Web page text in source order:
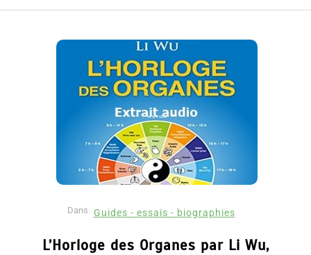
Dans Guides - essais - biographies
L’Horloge des Organes par Li Wu,